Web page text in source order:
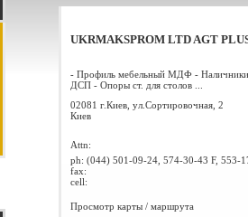
UKRMAKSPROM LTD AGT
- Профиль мебельный МДФ -
ДСП - Опоры ст. для столов ...
02081 г.Киев, ул.Сортировочная, 2
Киев
Attn:
ph: (044) 501-09-24, 574-30-43 F, 553-
fax:
cell:
Просмотр карты / маршрута